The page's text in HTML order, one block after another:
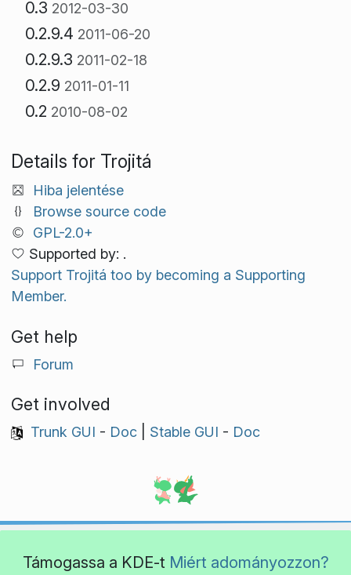
0.3 2012-03-30
0.2.9.4 2011-06-20
0.2.9.3 2011-02-18
0.2.9 2011-01-11
0.2 2010-08-02
Details for Trojitá
Hiba jelentése
Browse source code
GPL-2.0+
Supported by: .
Support Trojitá too by becoming a Supporting
Member.
Get help
Forum
Get involved
Trunk GUI - Doc| Stable GUI - Doc
Támogassa a KDE-t Miért adományozzon?